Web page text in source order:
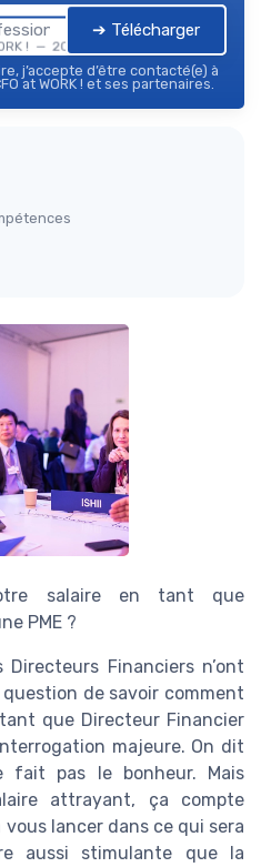
! — 2026
➔ Télécharger
j’accepte d’être contacté(e) à
at WORK ! et ses partenaires.
salaire en tant que
PME ?
Financiers n’ont
de savoir comment
que Directeur Financier
majeure. On dit
fait pas le bonheur. Mais
attrayant, ça compte
lancer dans ce qui sera
aussi stimulante que la